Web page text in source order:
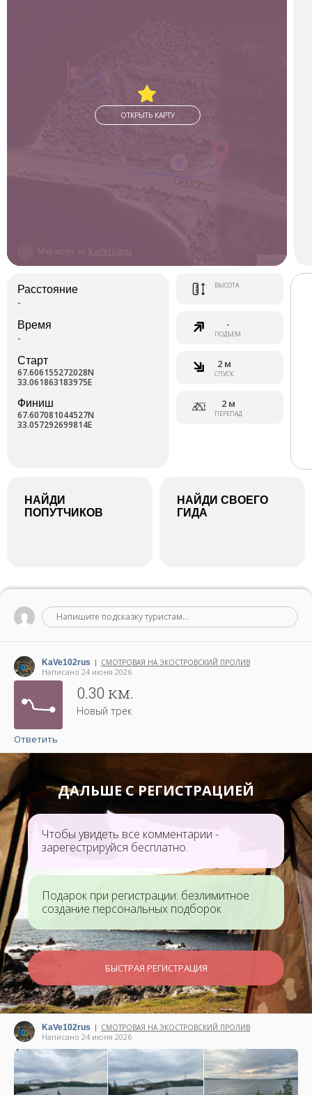
Маршрут от KaVe102rus
Leaflet
ОТКРЫТЬ КАРТУ
Расстояние
-
Время
-
Старт
67.606155272028N
33.061863183975E
Финиш
67.607081044527N
33.057292699814E
ВЫСОТА
-
ПОДЪЕМ
2 м
СПУСК
2 м
ПЕРЕПАД
НАЙДИ
ПОПУТЧИКОВ
НАЙДИ СВОЕГО
ГИДА
Напишите подсказку туристам...
KaVe102rus | СМОТРОВАЯ НА ЭКОСТРОВСКИЙ ПРОЛИВ
Написано 24 июня 2026
0.30 км.
Новый трек
Ответить
ДАЛЬШЕ С РЕГИСТРАЦИЕЙ
Чтобы увидеть все комментарии -
зарегестрируйся бесплатно.
Подарок при регистрации: безлимитное
создание персональных подборок
БЫСТРАЯ РЕГИСТРАЦИЯ
KaVe102rus | СМОТРОВАЯ НА ЭКОСТРОВСКИЙ ПРОЛИВ
Написано 24 июня 2026